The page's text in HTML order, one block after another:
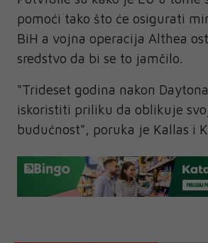
pomoći tako što će osigurati
BiH a vojna operacija Althea
sredstvo da bi se to jamčilo.
"Trideset godina nakon
iskoristiti priliku da oblikuje
budućnost", poruka je Kallas i